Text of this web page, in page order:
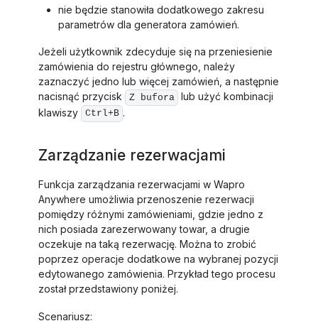
nie będzie stanowiła dodatkowego zakresu
parametrów dla generatora zamówień.
Jeżeli użytkownik zdecyduje się na przeniesienie
zamówienia do rejestru głównego, należy
zaznaczyć jedno lub więcej zamówień, a następnie
nacisnąć przycisk
Z bufora
lub użyć kombinacji
klawiszy
Ctrl+B .
Zarządzanie rezerwacjami
Funkcja zarządzania rezerwacjami w Wapro
Anywhere umożliwia przenoszenie rezerwacji
pomiędzy różnymi zamówieniami, gdzie jedno z
nich posiada zarezerwowany towar, a drugie
oczekuje na taką rezerwację. Można to zrobić
poprzez operacje dodatkowe na wybranej pozycji
edytowanego zamówienia. Przykład tego procesu
został przedstawiony poniżej.
Scenariusz: